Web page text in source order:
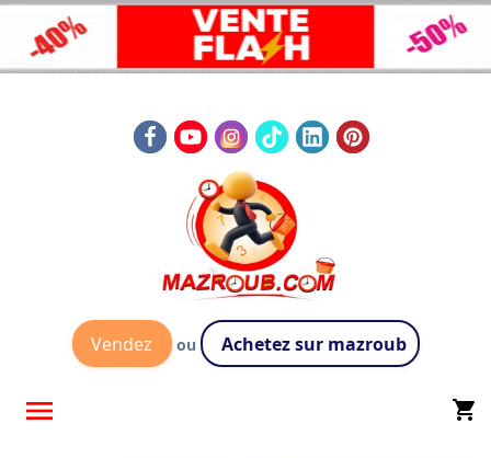
Vendez ou Achetez sur mazroub
 shopping_cart